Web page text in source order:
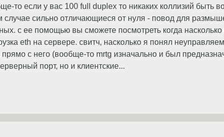
то если у вас 100 full duplex то никаких коллизий быть
сильно отличающиеся от нуля - повод для
с ее помощью вы сможете посмотреть когда насколько
eth на сервере. свитч, насколько я понял
с него (вообще-то mrtg изначально и был
порт, но и клиентские...